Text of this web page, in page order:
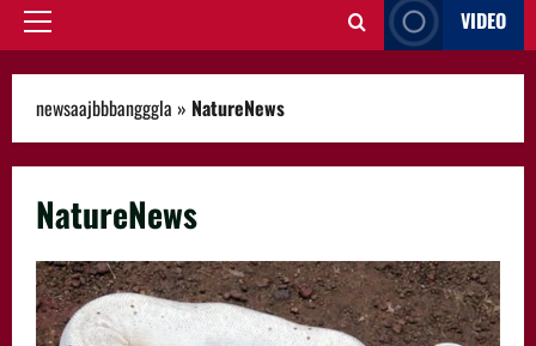
Primary
VIDEO
newsaajbbbangggla » NatureNews
NatureNews